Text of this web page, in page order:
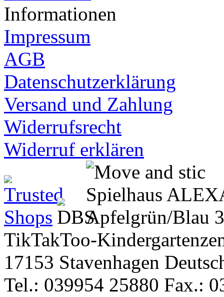
Informationen
Impressum
AGB
Datenschutzerklärung
Versand und Zahlung
Widerrufsrecht
Widerruf erklären
TikTakToo-
17153 Stavenhagen
Tel.: 039954 25880 Fax.: